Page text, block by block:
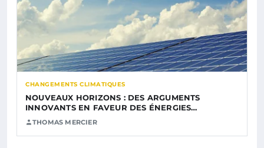
CHANGEMENTS CLIMATIQUES
NOUVEAUX HORIZONS : DES ARGUMENTS
INNOVANTS EN FAVEUR DES ÉNERGIES…
THOMAS MERCIER